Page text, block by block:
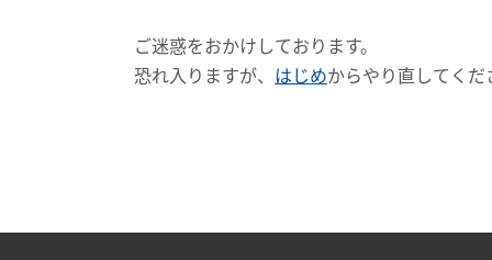
ご迷惑をおかけしております。
恐れ入りますが、 はじめからやり直してくだ